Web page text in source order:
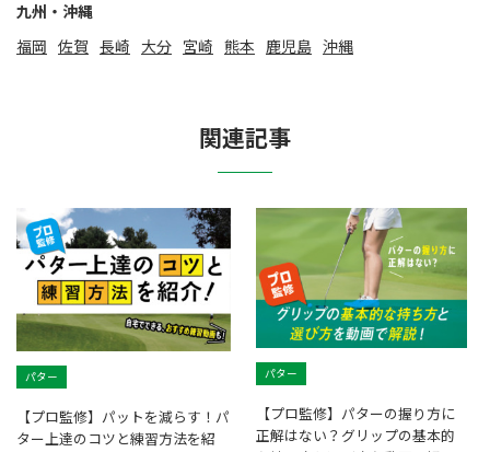
九州・沖縄
福岡
佐賀 ⻑崎 大分 宮崎 熊本 鹿児島 沖縄
関連記事
パター
【プロ監修】パットを減らす！パ
ター上達のコツと練習方法を紹
パター
【プロ監修】パターの握り方に
正解はない？グリップの基本的